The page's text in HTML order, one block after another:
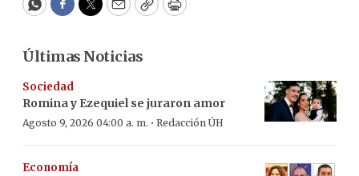
WhatsApp
Facebook
Twitter
EmailCopyPrint
Últimas Noticias
Sociedad
Romina y Ezequiel se juraron amor
Agosto 9, 2026 04:00 a. m. · Redacción ÚH
Economía